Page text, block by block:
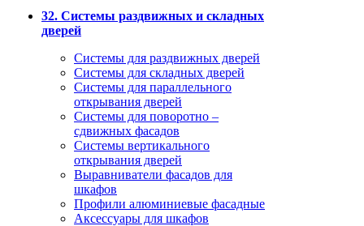
32. Системы раздвижных и складных
дверей
Системы для раздвижных дверей
Системы для складных дверей
Системы для параллельного
открывания дверей
Системы для поворотно –
сдвижных фасадов
Системы вертикального
открывания дверей
Выравниватели фасадов для
шкафов
Профили алюминиевые фасадные
Аксессуары для шкафов